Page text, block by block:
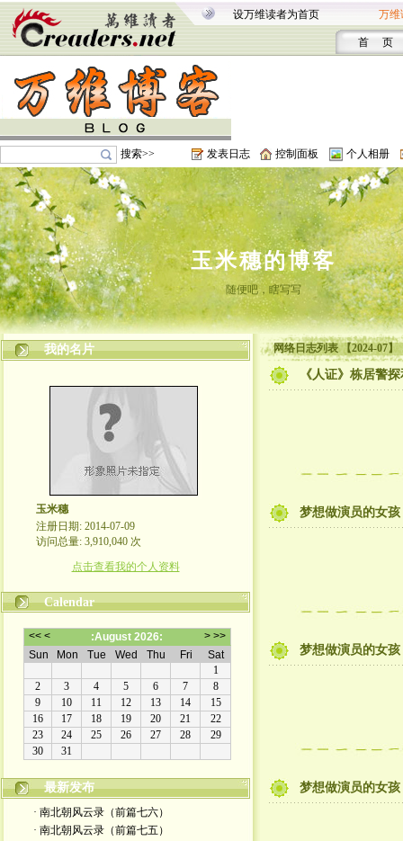
设万维读者为首页 万维
首 页
搜索>> 发表日志 控制面板 个人相册
玉米穗的博客
随便吧，瞎写写
我的名片
玉米穗
注册日期: 2014-07-09
访问总量: 3,910,040 次
点击查看我的个人资料
Calendar
最新发布
· 南北朝风云录（前篇七六）
· 南北朝风云录（前篇七五）
网络日志列表 【2024-07】
《人证》栋居警
梦想做演员的女
梦想做演员的女
梦想做演员的女